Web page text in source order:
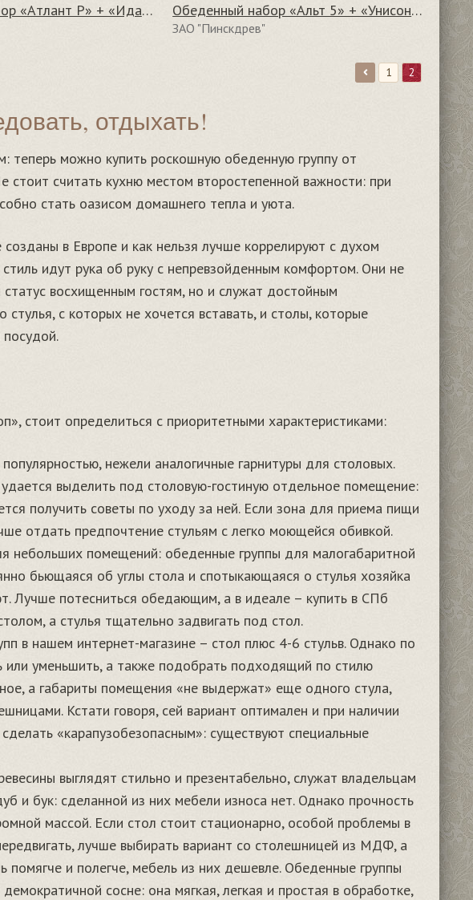
Обеденный набор «Атлант Р» + «Идальго 4» Обеденный набор «Альт 5» + «Унисон 271-00»
ЗАО "Пинскдрев"
1 2
отдыхать!
теперь можно купить роскошную обеденную группу от
считать кухню местом второстепенной важности: при
стать оазисом домашнего тепла и уюта.
в Европе и как нельзя лучше коррелируют с духом
идут рука об руку с непревзойденным комфортом. Они не
восхищенным гостям, но и служат достойным
с которых не хочется вставать, и столы, которые
стоит определиться с приоритетными характеристиками:
нежели аналогичные гарнитуры для столовых.
выделить под столовую-гостиную отдельное помещение:
получить советы по уходу за ней. Если зона для приема пищи
отдать предпочтение стульям с легко моющейся обивкой.
небольших помещений: обеденные группы для малогабаритной
бьющаяся об углы стола и спотыкающаяся о стулья хозяйка
Лучше потесниться обедающим, а в идеале – купить в СПб
а стулья тщательно задвигать под стол.
в нашем интернет-магазине – стол плюс 4-6 стульв. Однако по
или уменьшить, а также подобрать подходящий по стилю
а габариты помещения «не выдержат» еще одного стула,
Кстати говоря, сей вариант оптимален и при наличии
«карапузобезопасным»: существуют специальные
выглядят стильно и презентабельно, служат владельцам
и бук: сделанной из них мебели износа нет. Однако прочность
массой. Если стол стоит стационарно, особой проблемы в
лучше выбирать вариант со столешницей из МДФ, а
и полегче, мебель из них дешевле. Обеденные группы
сосне: она мягкая, легкая и простая в обработке,